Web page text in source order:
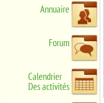
Annuaire
Forum
Calendrier
Des activités